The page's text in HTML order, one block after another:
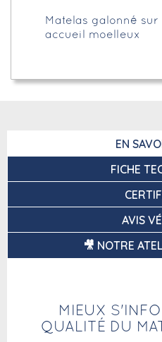
Matelas galonné
accueil moelleux
EN
FICHE
AVIS
🎥 NOTRE
MIEUX
QUALITÉ DU